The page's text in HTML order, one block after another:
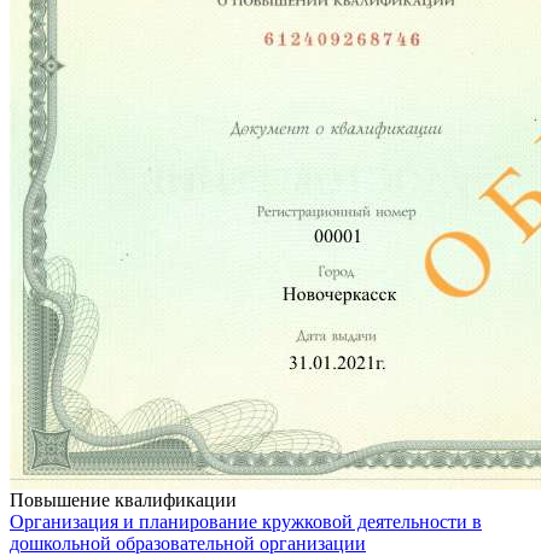
Повышение квалификации
Организация и планирование кружковой деятельности в
дошкольной образовательной организации